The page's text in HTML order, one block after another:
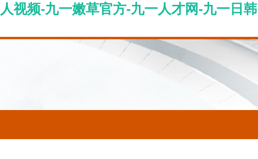
视频-九一嫩草官方-九一人才网-九一日韩